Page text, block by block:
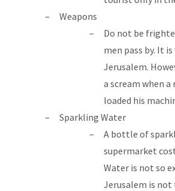
Weapons
Do not be
men pass by. It
Jerusalem.
a scream when
loaded his
Sparkling Water
A bottle of
supermarket
Water is not so
Jerusalem is not